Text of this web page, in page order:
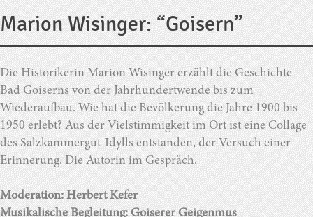
Marion Wisinger: “Goisern”
Die Historikerin Marion Wisinger erzählt die Geschichte
Bad Goiserns von der Jahrhundertwende bis zum
Wiederaufbau. Wie hat die Bevölkerung die Jahre 1900 bis
1950 erlebt? Aus der Vielstimmigkeit im Ort ist eine Collage
des Salzkammergut-Idylls entstanden, der Versuch einer
Erinnerung. Die Autorin im Gespräch.
Moderation: Herbert Kefer
Musikalische Begleitung: Goiserer Geigenmus